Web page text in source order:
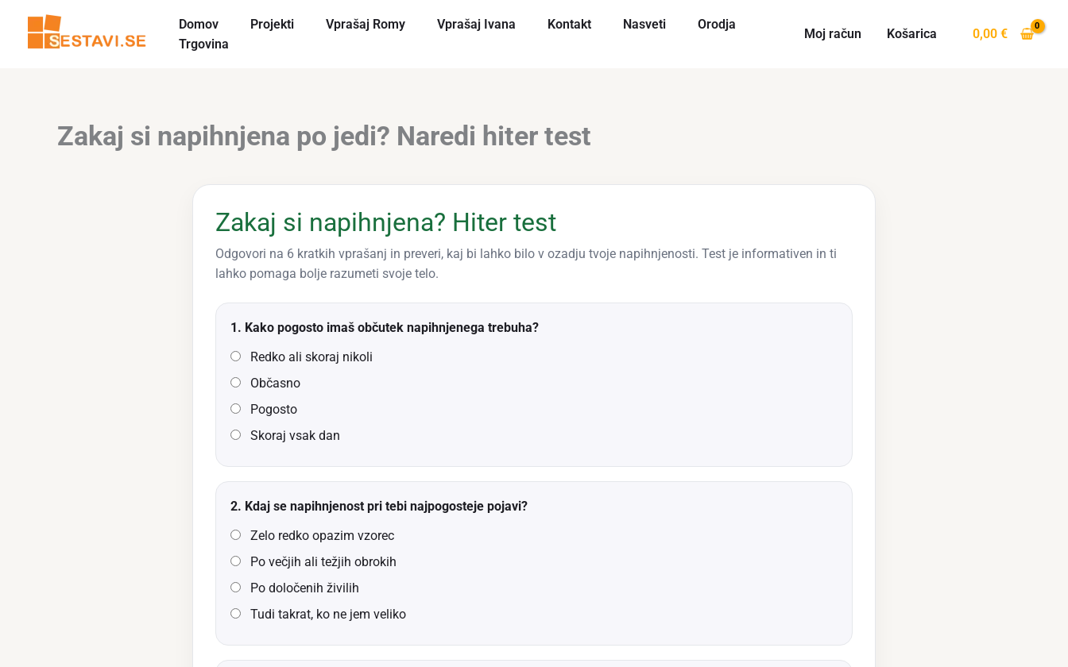
content
Domov Projekti Vprašaj Romy Vprašaj Ivana Kontakt Nasveti
Orodja
Trgovina
Moj račun Košarica 0,00 €
Zakaj si napihnjena po jedi? Naredi hiter test
Zakaj si napihnjena? Hiter test
Odgovori na 6 kratkih vprašanj in preveri, kaj bi lahko bilo v ozadju tvoje napihnjenosti. Test je informativen in ti
lahko pomaga bolje razumeti svoje telo.
1. Kako pogosto imaš občutek napihnjenega trebuha?
Redko ali skoraj nikoli
Občasno
Pogosto
Skoraj vsak dan
2. Kdaj se napihnjenost pri tebi najpogosteje pojavi?
Zelo redko opazim vzorec
Po večjih ali težjih obrokih
Po določenih živilih
Tudi takrat, ko ne jem veliko